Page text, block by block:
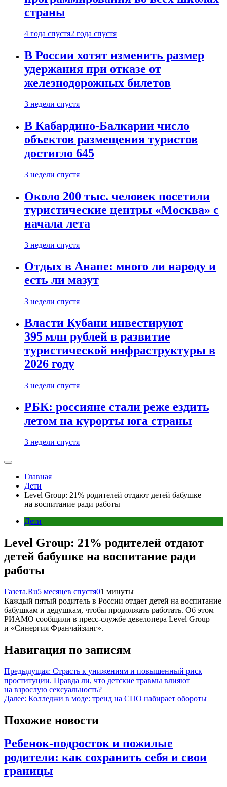
страны
4 года спустя2 года спустя
В России хотят изменить размер
удержания при отказе от
железнодорожных билетов
3 недели спустя
В Кабардино-Балкарии число
объектов размещения туристов
достигло 645
3 недели спустя
Около 200 тыс. человек посетили
туристические центры «Москва» с
начала лета
3 недели спустя
Отдых в Анапе: много ли народу и
есть ли мазут
3 недели спустя
Власти Кубани инвестируют
395 млн рублей в развитие
туристической инфраструктуры в
2026 году
3 недели спустя
РБК: россияне стали реже ездить
летом на курорты юга страны
3 недели спустя
Главная
Дети
Level Group: 21% родителей отдают детей бабушке
на воспитание ради работы
Дети
Level Group: 21% родителей отдают
детей бабушке на воспитание ради
работы
Газета.Ru5 месяцев спустя01 минуты
Каждый пятый родитель в России отдает детей на воспитание
бабушкам и дедушкам, чтобы продолжать работать. Об этом
РИАМО сообщили в пресс-службе девелопера Level Group
и «Синергия Франчайзинг».
Навигация по записям
Предыдущая: Страсть к унижениям и повышенный риск
проституции. Правда ли, что детские травмы влияют
на взрослую сексуальность?
Далее: Колледжи в моде: тренд на СПО набирает обороты
Похожие новости
Ребенок-подросток и пожилые
родители: как сохранить себя и свои
границы